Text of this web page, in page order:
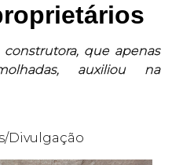
que apenas
auxiliou na
Divulgação